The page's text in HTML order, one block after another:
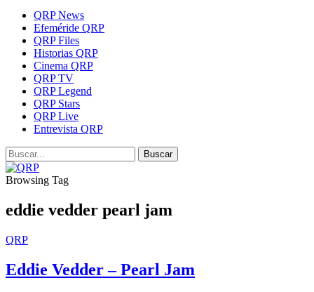
QRP News
Efeméride QRP
QRP Files
Historias QRP
Cinema QRP
QRP TV
QRP Legend
QRP Stars
QRP Live
Entrevista QRP
Browsing Tag
eddie vedder pearl jam
QRP
Eddie Vedder – Pearl Jam